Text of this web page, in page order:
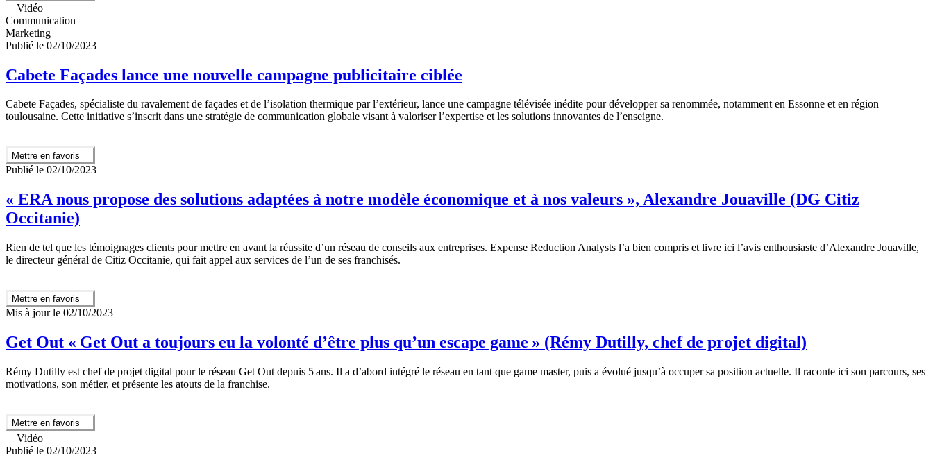
Vidéo
Communication
Marketing
Publié le 02/10/2023
Cabete Façades lance une nouvelle campagne publicitaire ciblée
Cabete Façades, spécialiste du ravalement de façades et de l’isolation thermique par l’extérieur, lance une campagne télévisée inédite pour développer sa renommée, notamment en Essonne et en région
toulousaine. Cette initiative s’inscrit dans une stratégie de communication globale visant à valoriser l’expertise et les solutions innovantes de l’enseigne.
Mettre en favoris
Publié le 02/10/2023
« ERA nous propose des solutions adaptées à notre modèle économique et à nos valeurs », Alexandre Jouaville (DG Citiz
Occitanie)
Rien de tel que les témoignages clients pour mettre en avant la réussite d’un réseau de conseils aux entreprises. Expense Reduction Analysts l’a bien compris et livre ici l’avis enthousiaste d’Alexandre Jouaville,
le directeur général de Citiz Occitanie, qui fait appel aux services de l’un de ses franchisés.
Mettre en favoris
Mis à jour le 02/10/2023
Get Out « Get Out a toujours eu la volonté d’être plus qu’un escape game » (Rémy Dutilly, chef de projet digital)
Rémy Dutilly est chef de projet digital pour le réseau Get Out depuis 5 ans. Il a d’abord intégré le réseau en tant que game master, puis a évolué jusqu’à occuper sa position actuelle. Il raconte ici son parcours, ses
motivations, son métier, et présente les atouts de la franchise.
Mettre en favoris
Vidéo
Publié le 02/10/2023